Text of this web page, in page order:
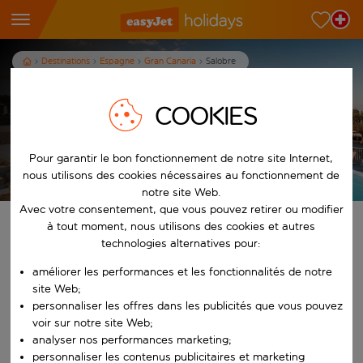
Destinations Espagne Gran Canaria Salobre
Vacances à Salobre
Afficher les vacances
Les conditions générales s’appliquent
Trouvez votre séjour de rêve
Commencez à taper pour la saisie automatique. Lorsque les
À partir de
Vers
COOKIES
Pour garantir le bon fonctionnement de notre site Internet,
nous utilisons des cookies nécessaires au fonctionnement de
notre site Web.
Avec votre consentement, que vous pouvez retirer ou modifier
à tout moment, nous utilisons des cookies et autres
technologies alternatives pour:
améliorer les performances et les fonctionnalités de notre
site Web;
personnaliser les offres dans les publicités que vous pouvez
voir sur notre site Web;
analyser nos performances marketing;
personnaliser les contenus publicitaires et marketing